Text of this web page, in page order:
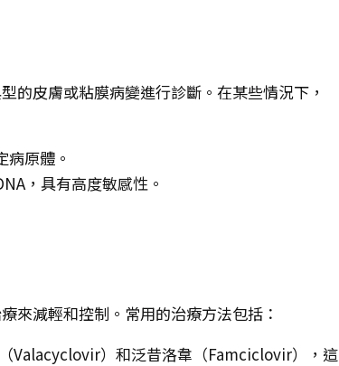
的皮膚或粘膜病變進行診斷。在某些情況下，
病原體。
，具有高度敏感性。
來減輕和控制。常用的治療方法包括：
Valacyclovir）和泛昔洛韋（Famciclovir），這